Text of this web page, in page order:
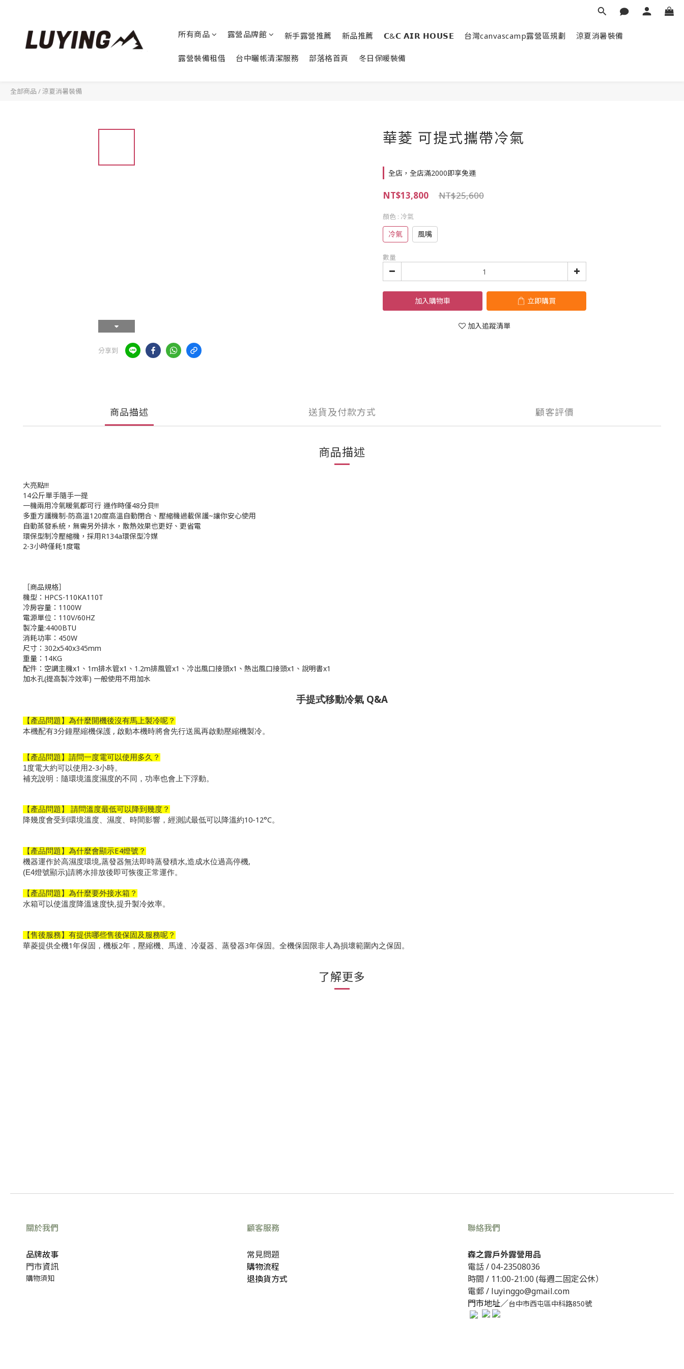
所有商品 露營品牌館 新手露營推薦 新品推薦 𝗖&𝗖 𝗔𝗜𝗥 𝗛𝗢𝗨𝗦𝗘 台灣canvascamp露營區規劃 涼夏消暑裝備
露營裝備租借 台中曬帳清潔服務 部落格首頁 冬日保暖裝備
全部商品 /涼夏消暑裝備
分享到
華菱 可提式攜帶冷氣
全店，全店滿2000即享免運
NT$25,600
NT$13,800
顏色 : 冷氣
冷氣 風嘴
數量
加入購物車 立即購買
加入追蹤清單
商品描述 送貨及付款方式 顧客評價
商品描述
大亮點!!!
14公斤單手隨手一提
一機兩用冷氣暖氣都可行 運作時僅48分貝!!!
多重方護機制-防高溫120度高溫自動閉合、壓縮機過載保護~讓你安心使用
自動蒸發系統，無需另外排水，散熱效果也更好、更省電
環保型制冷壓縮機，採用R134a環保型冷媒
2-3小時僅耗1度電
［商品規格］
機型：HPCS-110KA110T
冷房容量：1100W
電源單位：110V/60HZ
製冷量:4400BTU
消耗功率：450W
尺寸：302x540x345mm
重量：14KG
配件：空調主機x1、1m排水管x1、1.2m排風管x1、冷出風口接頭x1、熱出風口接頭x1、說明書x1
加水孔(提高製冷效率) 一般使用不用加水
手提式移動冷氣 Q&A
【產品問題】為什麼開機後沒有馬上製冷呢？
本機配有3分鐘壓縮機保護 , 啟動本機時將會先行送風再啟動壓縮機製冷。
【產品問題】請問一度電可以使用多久？
1度電大約可以使用2-3小時。
補充說明：隨環境溫度濕度的不同，功率也會上下浮動。
【產品問題】 請問溫度最低可以降到幾度？
降幾度會受到環境溫度、濕度、時間影響，經測試最低可以降溫約10-12°C。
【產品問題】為什麼會顯示E4燈號？
機器運作於高濕度環境,蒸發器無法即時蒸發積水,造成水位過高停機,
(E4燈號顯示)請將水排放後即可恢復正常運作。
【產品問題】為什麼要外接水箱？
水箱可以使溫度降溫速度快,提升製冷效率。
【售後服務】有提供哪些售後保固及服務呢？
華菱提供全機1年保固，機板2年，壓縮機、馬達、冷凝器、蒸發器3年保固。全機保固限非人為損壞範圍內之保固。
了解更多
關於我們
品牌故事
門市資訊
購物須知
顧客服務
常見問題
購物流程
退換貨方式
聯絡我們
森之露戶外露營用品
電話 /04-23508036
時間 / 11:00-21:00 (每週二固定公休）
電郵 / luyinggo@gmail.com
門市地址／台中市西屯區中科路850號